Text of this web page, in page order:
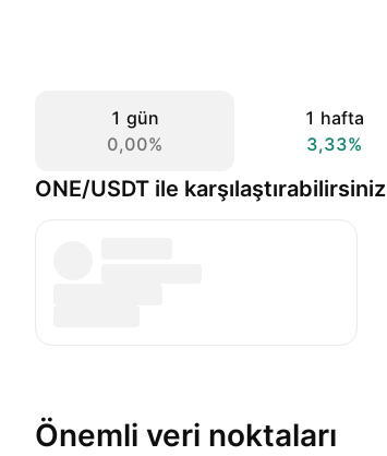
1 gün
0,00%
1 hafta
3,33%
ONE/USDT ile karşılaştırabilirsiniz
Önemli veri noktaları